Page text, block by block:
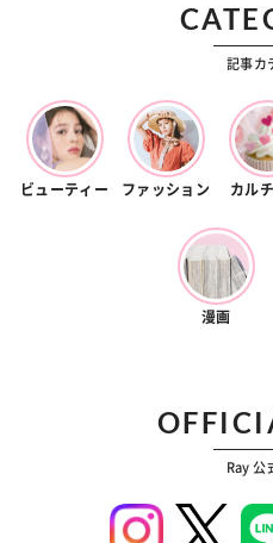
記事カ
ビューティー ファッション カル
漫画
Ray 公